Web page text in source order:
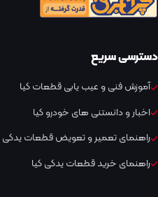
دسترسی سریع
آموزش فنی و عیب یابی قطعات کیا
اخبار و دانستنی های خودرو کیا
راهنمای تعمیر و تعویض قطعات یدکی
راهنمای خرید قطعات یدکی کیا